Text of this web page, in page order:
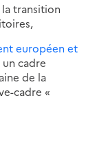
transition
européen et
cadre
de la
cadre «